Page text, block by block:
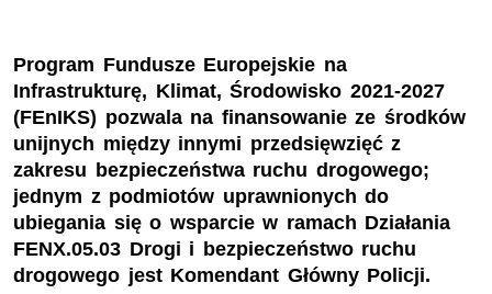
Program Fundusze Europejskie na
Infrastrukturę, Klimat, Środowisko 2021-2027
(FEnIKS) pozwala na finansowanie ze środków
unijnych między innymi przedsięwzięć z
zakresu bezpieczeństwa ruchu drogowego;
jednym z podmiotów uprawnionych do
ubiegania się o wsparcie w ramach Działania
FENX.05.03 Drogi i bezpieczeństwo ruchu
drogowego jest Komendant Główny Policji.